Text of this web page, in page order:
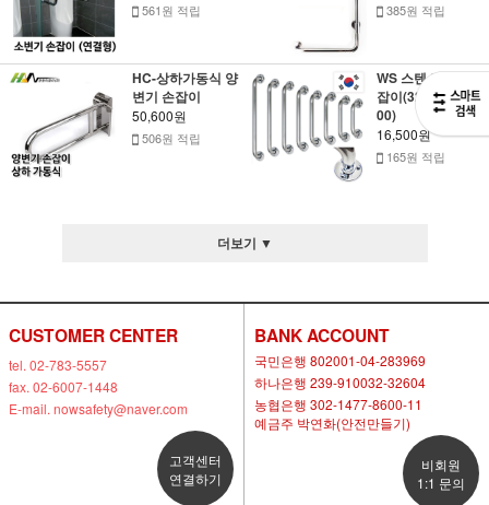
561원 적립 385원 적립
HC-상하가동식 양
변기 손잡이
50,600원
506원 적립
WS 스텐 다용도손
잡이(32Φ*300~12
00)
16,500원
165원 적립
더보기 ▼
CUSTOMER CENTER
tel. 02-783-5557
fax. 02-6007-1448
E-mail. nowsafety@naver.com
고객센터
연결하기
BANK ACCOUNT
국민은행 802001-04-283969
하나은행 239-910032-32604
농협은행 302-1477-8600-11
예금주 박연화(안전만들기)
비회원
1:1 문의